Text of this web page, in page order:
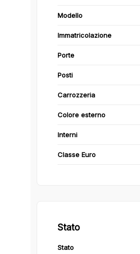
Modello
Immatricolazione
Porte
Posti
Carrozzeria
Colore esterno
Interni
Classe Euro
Stato
Stato